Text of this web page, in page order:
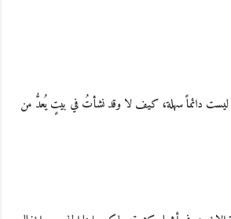
ليست دائماً سهلة، كيف لا وقد نشأتُ في بيتٍ يُعدُّ من